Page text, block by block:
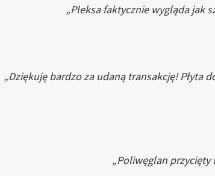
„Pleksa faktycznie wygląda jak
„Dziękuję bardzo za udaną transakcję! Płyta
„Poliwęglan przycięty